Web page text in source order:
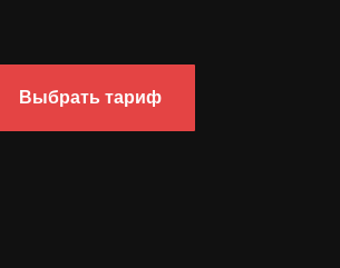
Выбрать тариф